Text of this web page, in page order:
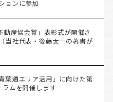
ョンに参加
動産協会賞」表彰式が開催さ
当社代表・後藤太一の著書が
葉通エリア活用」に向けた第
ラムを開催します